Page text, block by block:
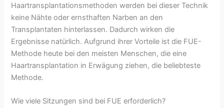
Haartransplantationsmethoden werden bei dieser Technik
keine Nähte oder ernsthaften Narben an den
Transplantaten hinterlassen. Dadurch wirken die
Ergebnisse natürlich. Aufgrund ihrer Vorteile ist die FUE-
Methode heute bei den meisten Menschen, die eine
Haartransplantation in Erwägung ziehen, die beliebteste
Methode.
Wie viele Sitzungen sind bei FUE erforderlich?